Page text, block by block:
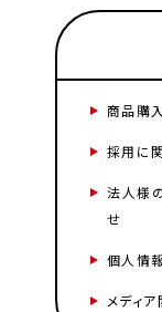
商品購
採用に
法人様
せ
個人情
メディ